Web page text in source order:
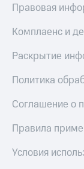
Правовая
Комплаенс и
Раскрытие
Политика
Соглашение о
Правила
Условия